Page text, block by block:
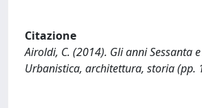
Citazione
Airoldi, C. (2014). Gli anni Sessanta
Urbanistica, architettura, storia (pp.